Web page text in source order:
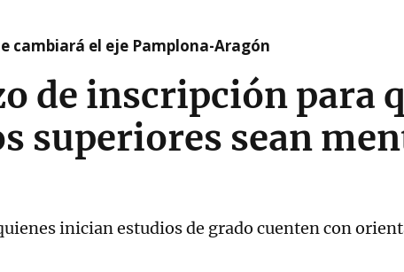
cambiará el eje Pamplona-Aragón
de inscripción para
superiores sean
inician estudios de grado cuenten con